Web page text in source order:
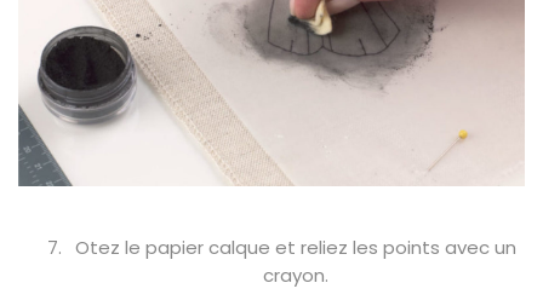
Otez le papier calque et reliez les points avec un
crayon.